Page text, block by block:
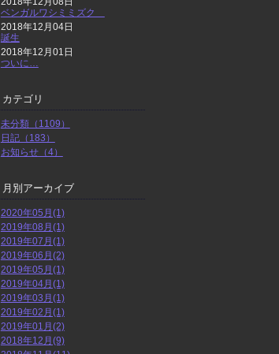
ベンガルワシミミズク
2018年12月04日
誕生
2018年12月01日
ついに…
カテゴリ
未分類（1109）
日記（183）
お知らせ（4）
月別アーカイブ
2020年05月(1)
2019年08月(1)
2019年07月(1)
2019年06月(2)
2019年05月(1)
2019年04月(1)
2019年03月(1)
2019年02月(1)
2019年01月(2)
2018年12月(9)